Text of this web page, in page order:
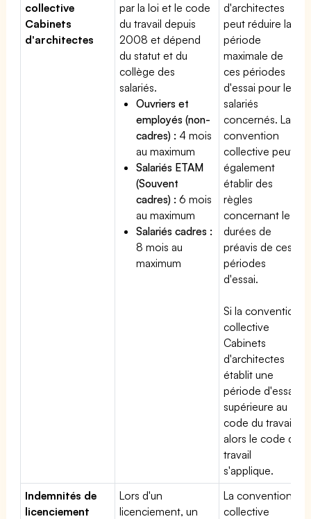
collective
Cabinets
d'architectes
par la loi et le code
du travail depuis
2008 et dépend
du statut et du
collège des
salariés.
Ouvriers et
employés (non-
cadres) : 4 mois
au maximum
Salariés ETAM
(Souvent
cadres) : 6 mois
au maximum
Salariés cadres :
8 mois au
maximum
d'architectes
peut réduire la
période
maximale de
ces périodes
d'essai pour les
salariés
concernés. La
convention
collective peut
également
établir des
règles
concernant les
durées de
préavis de ces
périodes
d'essai.
Si la convention
collective
Cabinets
d'architectes
établit une
période d'essai
supérieure au
code du travail,
alors le code du
travail
s'applique.
Indemnités de
licenciement
Lors d'un
licenciement, un
La convention
collective